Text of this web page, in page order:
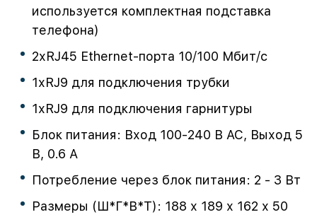
используется комплектная подставка
телефона)
2хRJ45 Ethernet-порта 10/100 Мбит/с
1хRJ9 для подключения трубки
1хRJ9 для подключения гарнитуры
Блок питания: Вход 100-240 В AC, Выход 5
В, 0.6 А
Потребление через блок питания: 2 - 3 Вт
Размеры (Ш*Г*В*Т): 188 х 189 х 162 х 50